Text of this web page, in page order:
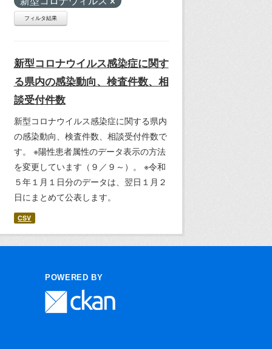
フィルタ結果
新型コロナウイルス感染症に関す
る県内の感染動向、検査件数、相
談受付件数
新型コロナウイルス感染症に関する県内
の感染動向、検査件数、相談受付件数で
す。 ※陽性患者属性のデータ表示の方法
を変更しています（９／９～）。 ※令和
５年１月１日分のデータは、翌日１月２
日にまとめて公表します。
CSV
POWERED BY